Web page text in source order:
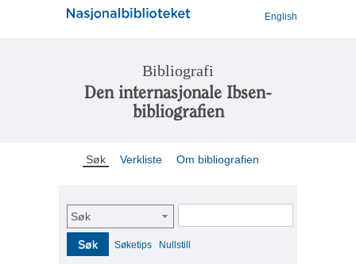
English
Bibliografi
Den internasjonale Ibsen-
bibliografien
Søk Verkliste Om bibliografien
Søk
Søk Søketips Nullstill